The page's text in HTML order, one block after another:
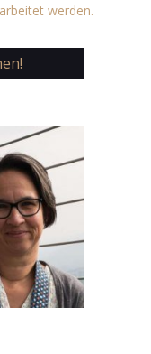
werden.